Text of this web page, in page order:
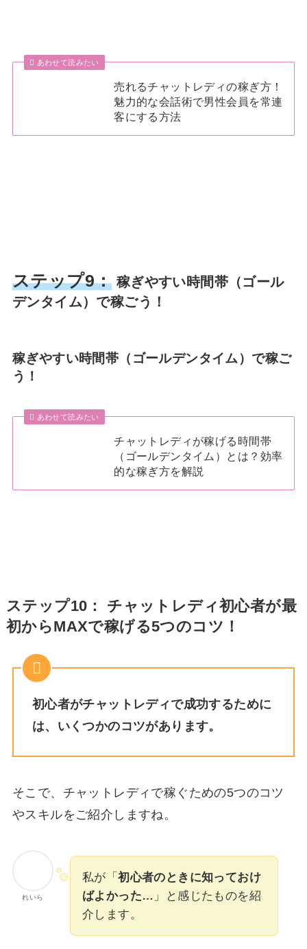
あわせて読みたい
売れるチャットレディの稼ぎ方！
魅力的な会話術で男性会員を常連
客にする方法
ステップ9： 稼ぎやすい時間帯（ゴール
デンタイム）で稼ごう！
稼ぎやすい時間帯（ゴールデンタイム）で稼ご
う！
あわせて読みたい
チャットレディが稼げる時間帯
（ゴールデンタイム）とは？効率
的な稼ぎ方を解説
ステップ10： チャットレディ初心者が最
初からMAXで稼げる5つのコツ！
初心者がチャットレディで成功するために
は、いくつかのコツがあります。
そこで、チャットレディで稼ぐための5つのコツ
やスキルをご紹介しますね。
れいら
私が「初心者のときに知っておけ
ばよかった… 」と感じたものを紹
介します。